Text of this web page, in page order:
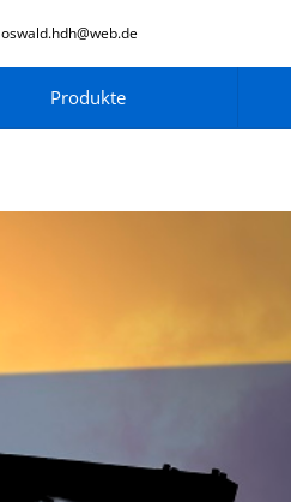
oswald.hdh@web.de
Produkte